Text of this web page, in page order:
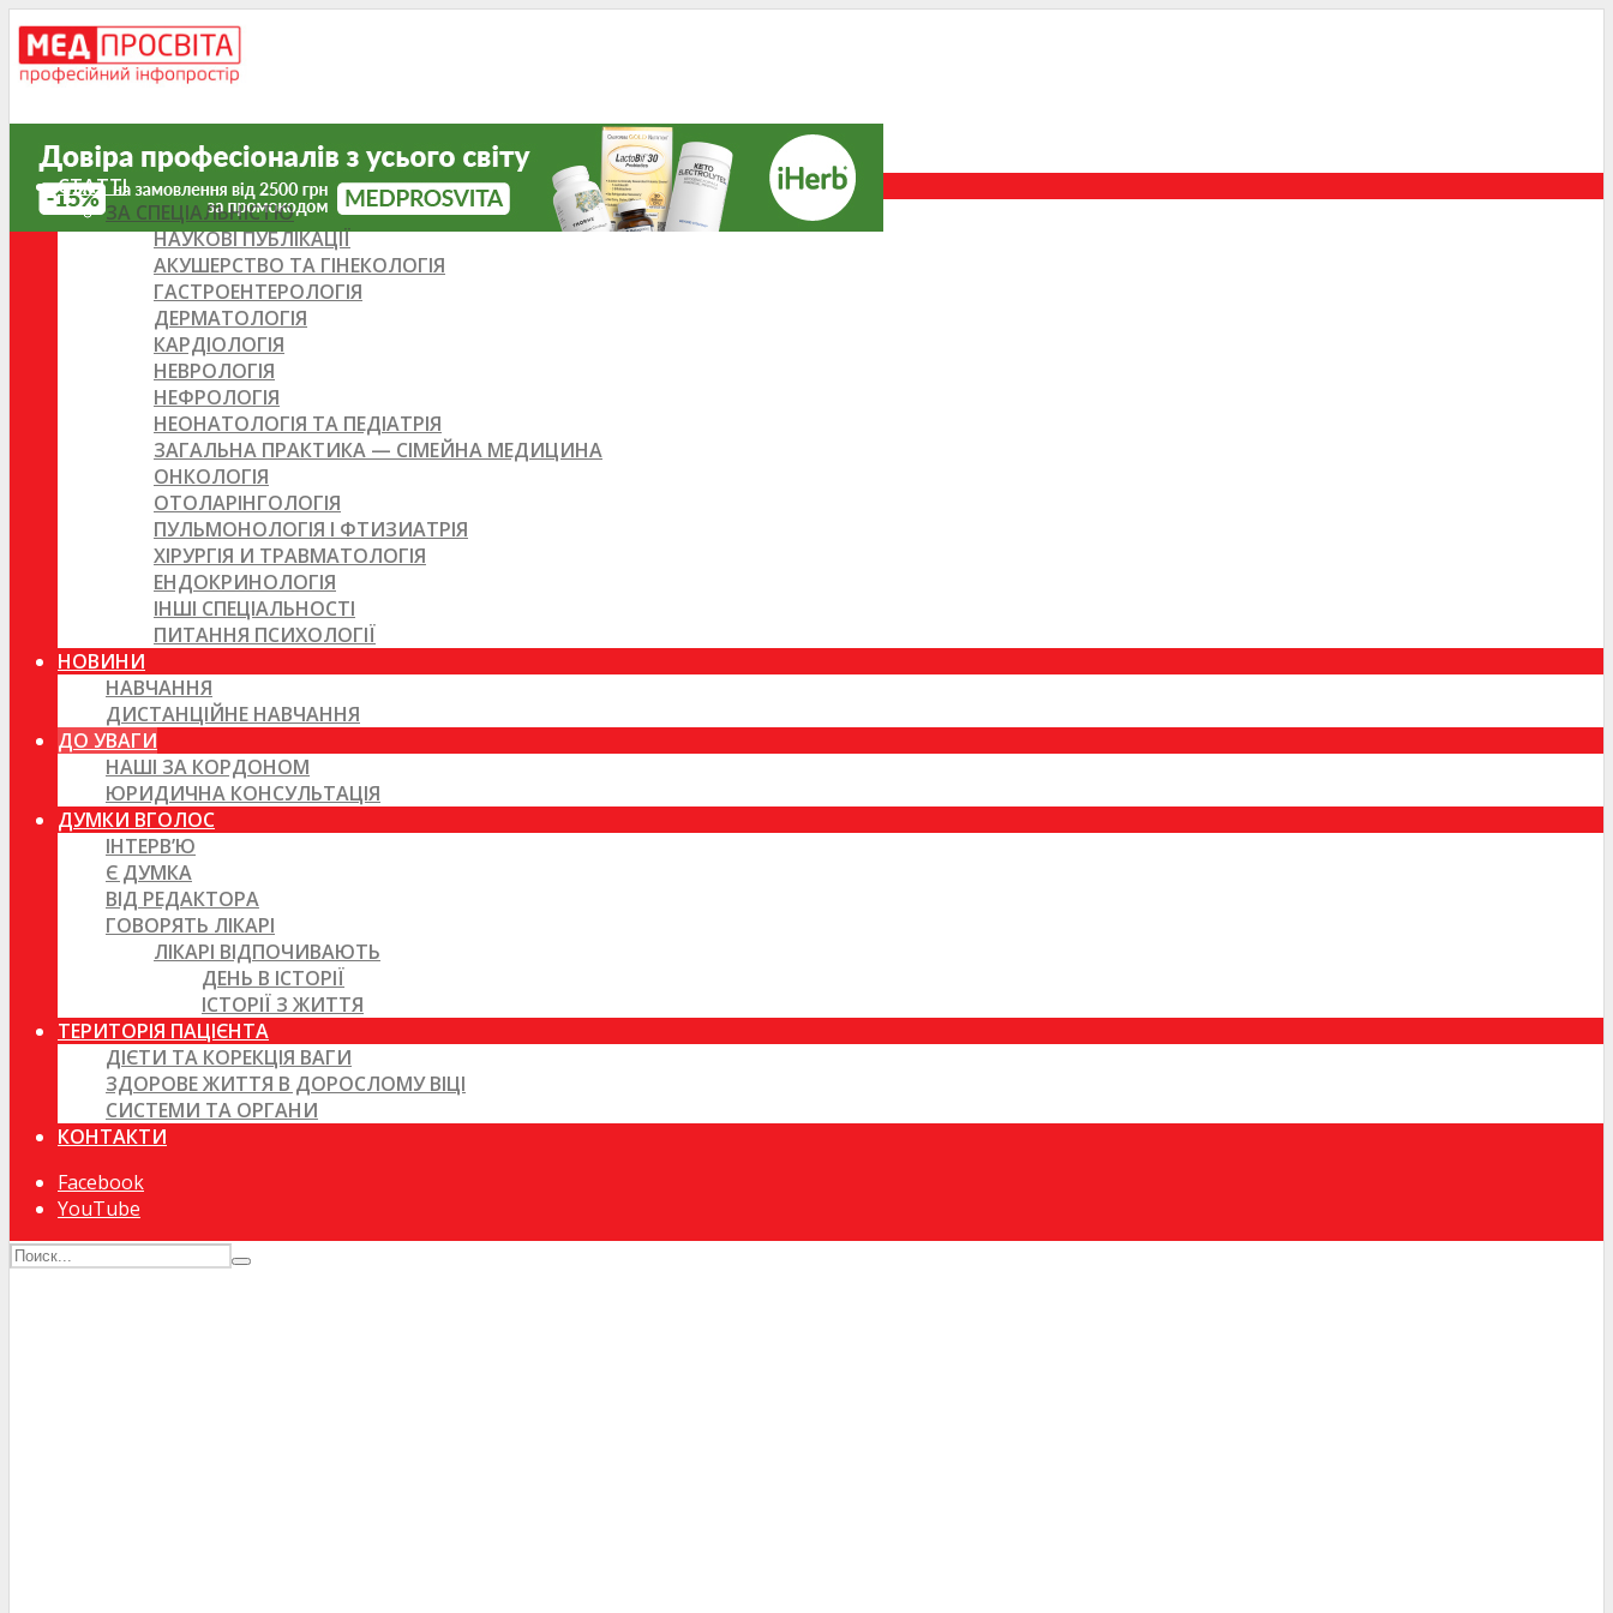
СТАТТІ
ЗА СПЕЦІАЛЬНІСТЮ
НАУКОВІ ПУБЛІКАЦІЇ
АКУШЕРСТВО ТА ГІНЕКОЛОГІЯ
ГАСТРОЕНТЕРОЛОГІЯ
ДЕРМАТОЛОГІЯ
КАРДІОЛОГІЯ
НЕВРОЛОГІЯ
НЕФРОЛОГІЯ
НЕОНАТОЛОГІЯ ТА ПЕДІАТРІЯ
ЗАГАЛЬНА ПРАКТИКА — СІМЕЙНА МЕДИЦИНА
ОНКОЛОГІЯ
ОТОЛАРІНГОЛОГІЯ
ПУЛЬМОНОЛОГІЯ І ФТИЗИАТРІЯ
ХІРУРГІЯ И ТРАВМАТОЛОГІЯ
ЕНДОКРИНОЛОГІЯ
ІНШІ СПЕЦІАЛЬНОСТІ
ПИТАННЯ ПСИХОЛОГІЇ
НОВИНИ
НАВЧАННЯ
ДИСТАНЦІЙНЕ НАВЧАННЯ
ДО УВАГИ
НАШІ ЗА КОРДОНОМ
ЮРИДИЧНА КОНСУЛЬТАЦІЯ
ДУМКИ ВГОЛОС
ІНТЕРВ’Ю
Є ДУМКА
ВІД РЕДАКТОРА
ГОВОРЯТЬ ЛІКАРІ
ЛІКАРІ ВІДПОЧИВАЮТЬ
ДЕНЬ В ІСТОРІЇ
ІСТОРІЇ З ЖИТТЯ
ТЕРИТОРІЯ ПАЦІЄНТА
ДІЄТИ ТА КОРЕКЦІЯ ВАГИ
ЗДОРОВЕ ЖИТТЯ В ДОРОСЛОМУ ВІЦІ
СИСТЕМИ ТА ОРГАНИ
КОНТАКТИ
Facebook
YouTube